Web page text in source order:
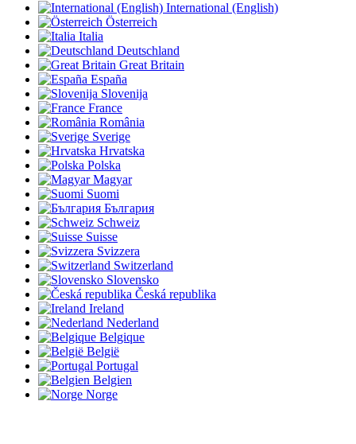
International (English)
Österreich
Italia
Deutschland
Great Britain
España
Slovenija
France
România
Sverige
Hrvatska
Polska
Magyar
Suomi
България
Schweiz
Suisse
Svizzera
Switzerland
Slovensko
Česká republika
Ireland
Nederland
Belgique
België
Portugal
Belgien
Norge